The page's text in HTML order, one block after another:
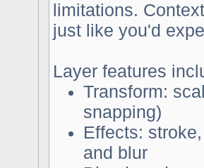
limitations.
just like you'd
Layer features
Transform:
snapping)
Effects:
and blur